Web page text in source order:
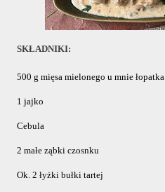
SKŁADNIKI:
500 g mięsa mielonego u mnie łopatka
1 jajko
Cebula
2 małe ząbki czosnku
Ok. 2 łyżki bułki tartej